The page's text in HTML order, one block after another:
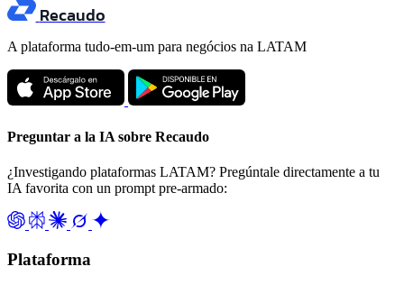
Recaudo
A plataforma tudo-em-um para negócios na LATAM
Preguntar a la IA sobre Recaudo
¿Investigando plataformas LATAM? Pregúntale directamente a tu
IA favorita con un prompt pre-armado:
Plataforma